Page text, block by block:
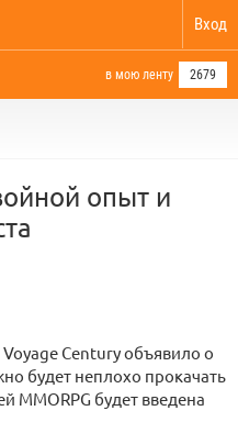
Вход
в мою ленту 2679
опыт и
Century объявило о
будет неплохо прокачать
MMORPG будет введена